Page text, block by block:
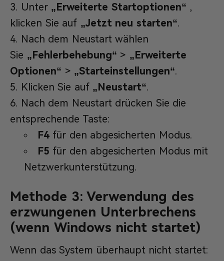
Unter „Erweiterte Startoptionen“ ,
klicken Sie auf „Jetzt neu starten“.
Nach dem Neustart wählen
Sie „Fehlerbehebung“ > „Erweiterte
Optionen“ > „Starteinstellungen“.
Klicken Sie auf „Neustart“.
Nach dem Neustart drücken Sie die
entsprechende Taste:
F4für den abgesicherten Modus.
F5 für den abgesicherten Modus mit
Netzwerkunterstützung.
Methode 3: Verwendung des
erzwungenen Unterbrechens
(wenn Windows nicht startet)
Wenn das System überhaupt nicht startet: